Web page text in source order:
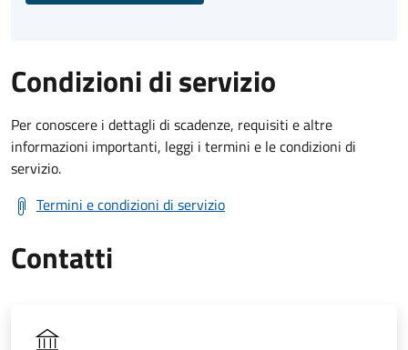
Condizioni di servizio
Per conoscere i dettagli di scadenze, requisiti e altre
informazioni importanti, leggi i termini e le condizioni di
servizio.
Termini e condizioni di servizio
Contatti